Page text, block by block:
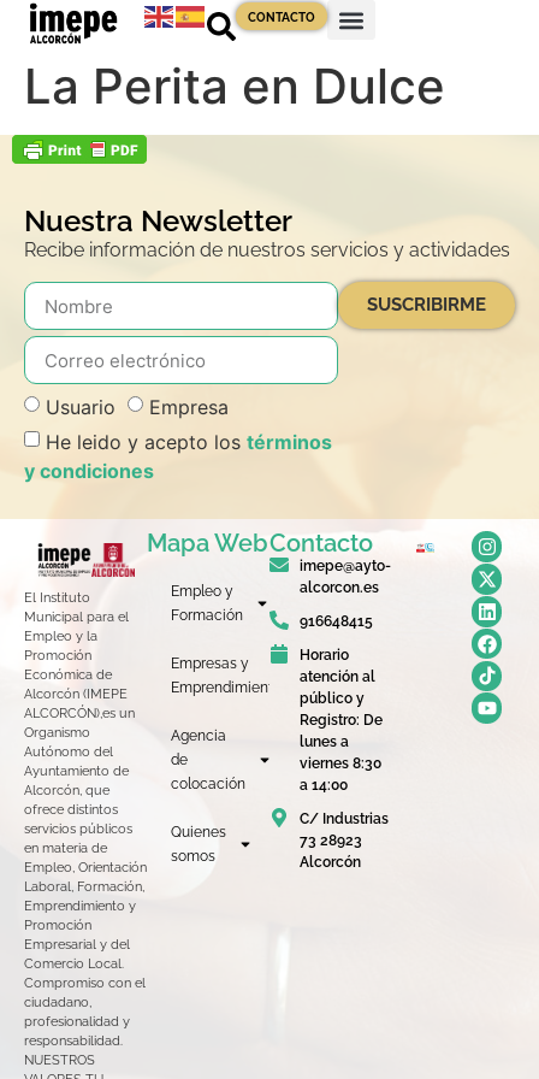
contenido CONTACTO
La Perita en Dulce
Nuestra Newsletter
Recibe información de nuestros servicios y actividades
Usuario
Empresa
He leido y acepto los términos
y condiciones
SUSCRIBIRME
El Instituto
Municipal para el
Empleo y la
Promoción
Económica de
Alcorcón (IMEPE
ALCORCÓN),es un
Organismo
Autónomo del
Ayuntamiento de
Alcorcón, que
ofrece distintos
servicios públicos
en materia de
Empleo, Orientación
Laboral, Formación,
Emprendimiento y
Promoción
Empresarial y del
Comercio Local.
Compromiso con el
ciudadano,
profesionalidad y
responsabilidad.
NUESTROS
Mapa Web
Empleo y
Formación
Empresas y
Emprendimiento
Agencia
de
colocación
Quienes
somos
Contacto
imepe@ayto-
alcorcon.es
916648415
Horario
atención al
público y
Registro: De
lunes a
viernes 8:30
a 14:00
C/ Industrias
73 28923
Alcorcón